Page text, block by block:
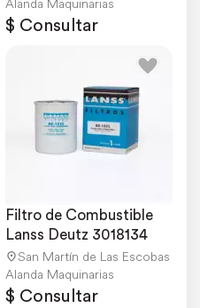
Alanda Maquinarias
$ Consultar
Filtro de Combustible
Lanss Deutz 3018134
San Martín de Las Escobas
Alanda Maquinarias
$ Consultar